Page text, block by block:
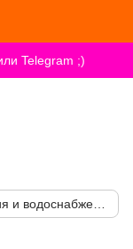
Telegram ;)